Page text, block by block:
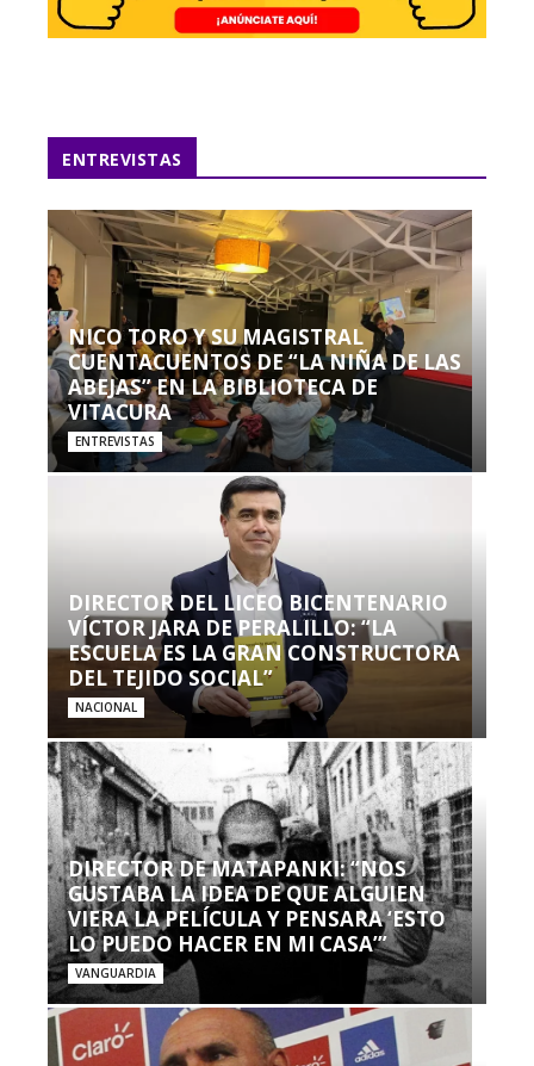
ENTREVISTAS
NICO TORO Y SU MAGISTRAL
CUENTACUENTOS DE “LA NIÑA DE LAS
ABEJAS” EN LA BIBLIOTECA DE
VITACURA
ENTREVISTAS
DIRECTOR DEL LICEO BICENTENARIO
VÍCTOR JARA DE PERALILLO: “LA
ESCUELA ES LA GRAN CONSTRUCTORA
DEL TEJIDO SOCIAL”
NACIONAL
DIRECTOR DE MATAPANKI: “NOS
GUSTABA LA IDEA DE QUE ALGUIEN
VIERA LA PELÍCULA Y PENSARA ‘ESTO
LO PUEDO HACER EN MI CASA’”
VANGUARDIA